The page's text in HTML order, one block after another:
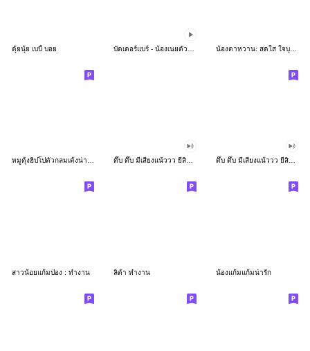
ตุ้ยนุ้ย เบบี้ บอย น้องตาหวาน: สดใส ใจบุญ (สีพาสเทล)
หมูดุ้งฮิปโปตัวกลมเด้งน่ารัก ดึ๊บ ดึ๊บ มีเสียงแน้ววว ยี่สิบเจ็ด ดึ๊บ ดึ๊บ มีเสียงแน้ววว ยี่สิบหก
สาวน้อยแก้มป่อง : ทำงาน ลิต้า ทำงาน น้องแก้มแก้มน่ารัก